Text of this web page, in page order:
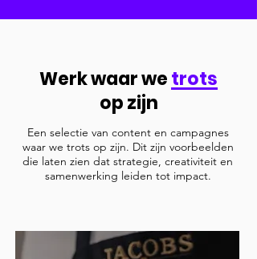
Werk waar wetrots
op zijn
Een selectie van content en campagnes
waar we trots op zijn. Dit zijn voorbeelden
die laten zien dat strategie, creativiteit en
samenwerking leiden tot impact.